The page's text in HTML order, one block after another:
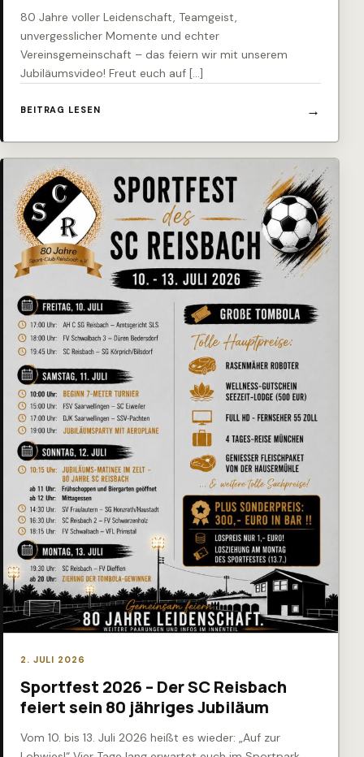
80 Jahre voller Leidenschaft, Teamgeist,
unvergesslicher Momente und echter
Vereinsgemeinschaft – das feiern wir mit unserem
Jubiläumsvideo! Freut euch auf […]
BEITRAG LESEN
2. JULI 2026
Sportfest 2026 – Der SC Reisbach
feiert sein 80 jähriges Jubiläum
Vom 10. bis 13. Juli 2026 heißt es wieder: „Auf zur